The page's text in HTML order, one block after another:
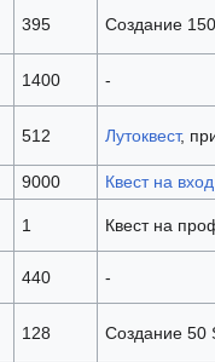
395 Создание
1400 -
512 Лутоквест,
9000 Квест на
1 Квест на
440 -
128 Создание 50